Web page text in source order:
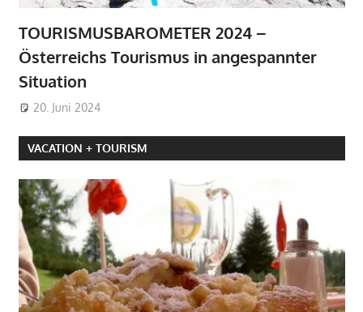
TOURISMUSBAROMETER 2024 –
Österreichs Tourismus in angespannter
Situation
20. Juni 2024
VACATION + TOURISM